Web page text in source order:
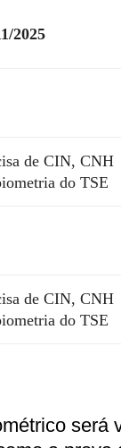
2025
de CIN, CNH
do TSE
de CIN, CNH
do TSE
será